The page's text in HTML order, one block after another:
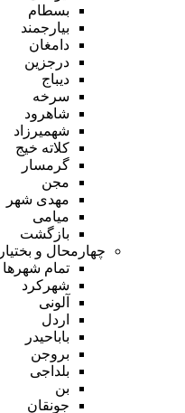
بسطام
بیارجمند
دامغان
درجزین
دیباج
سرخه
شاهرود
شهمیرزاد
کلاته خیج
گرمسار
مجن
مهدی شهر
میامی
بازگشت
چهارمحال و
تمام شهر‌ها
شهرکرد
آلونی
اردل
باباحیدر
بروجن
بلداجی
بن
جونقان